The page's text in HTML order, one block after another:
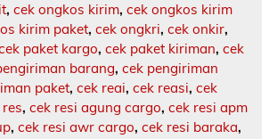
, cek ongkos kirim, cek ongkos kirim
kirim paket, cek ongkri, cek onkir,
paket kargo, cek paket kiriman, cek
barang, cek pengiriman
paket, cek reai, cek reasi, cek
, cek resi agung cargo, cek resi apm
, cek resi awr cargo, cek resi baraka,